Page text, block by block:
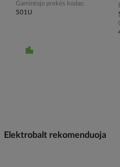
Gamintojo prekės kodas
501U
Elektrobalt rekomenduoja